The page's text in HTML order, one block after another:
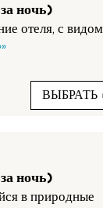
ночь)
отеля, с видом
ВЫБРАТЬ
ночь)
в природные